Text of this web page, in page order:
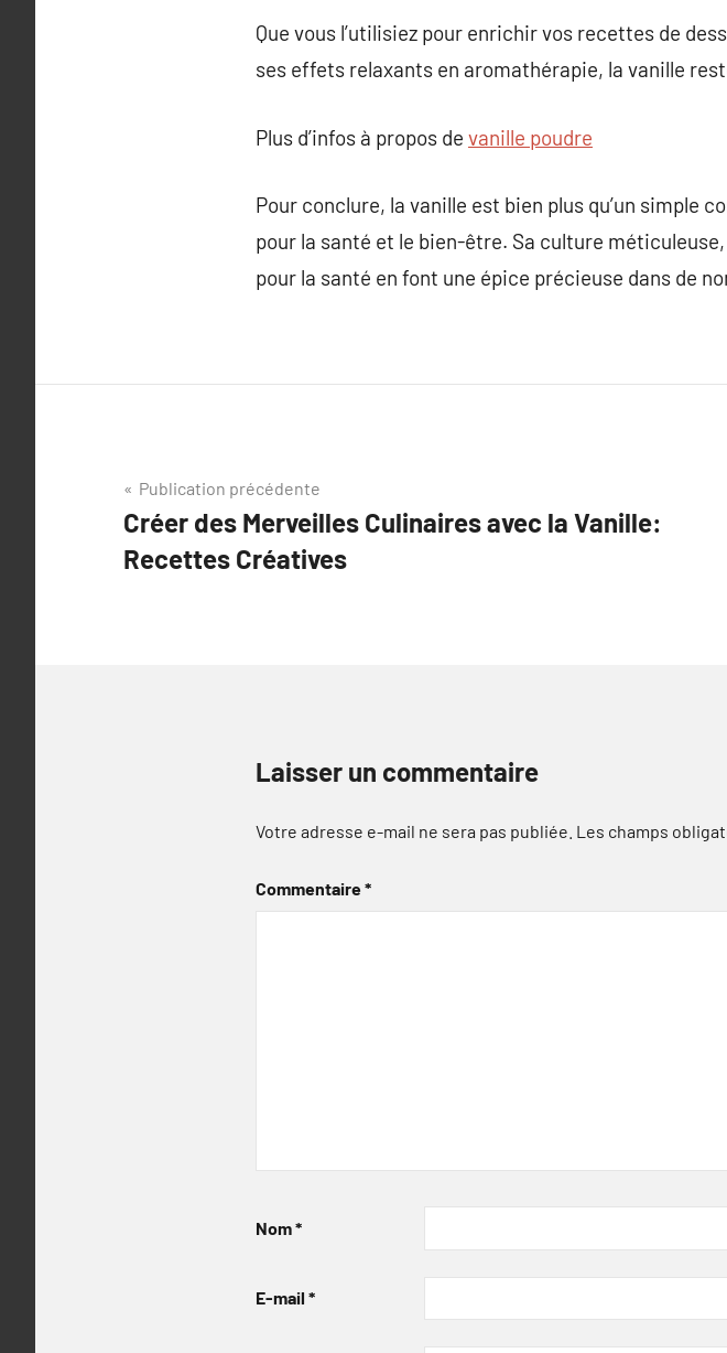
Que vous l’utilisiez pour enrichir vos recettes de
ses effets relaxants en aromathérapie, la vanille
Plus d’infos à propos de vanille poudre
Pour conclure, la vanille est bien plus qu’un simple
pour la santé et le bien-être. Sa culture
pour la santé en font une épice précieuse dans de
Navigation
de
l’article
Publication précédente
Créer des Merveilles Culinaires avec la Vanille:
Recettes Créatives
Laisser un commentaire
Votre adresse e-mail ne sera pas publiée. Les champs
Commentaire*
Nom*
E-mail *